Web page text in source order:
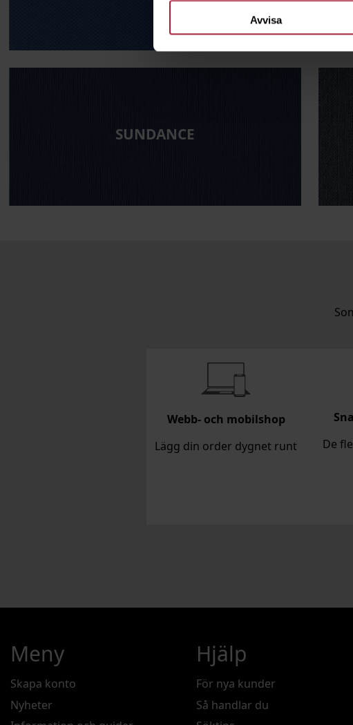
Avvisa
SUNDANCE
Webb- och mobilshop
Lägg din order dygnet runt
De
Meny
Skapa konto
Nyheter
Hjälp
För nya kunder
Så handlar du